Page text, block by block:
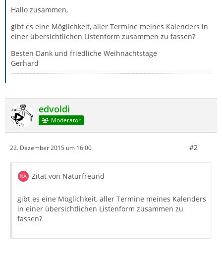
Hallo zusammen,
gibt es eine Möglichkeit, aller Termine meines Kalenders in
einer übersichtlichen Listenform zusammen zu fassen?
Besten Dank und friedliche Weihnachtstage
Gerhard
edvoldi
Moderator
22. Dezember 2015 um 16:00 #2
Zitat von Naturfreund
gibt es eine Möglichkeit, aller Termine meines Kalenders
in einer übersichtlichen Listenform zusammen zu
fassen?